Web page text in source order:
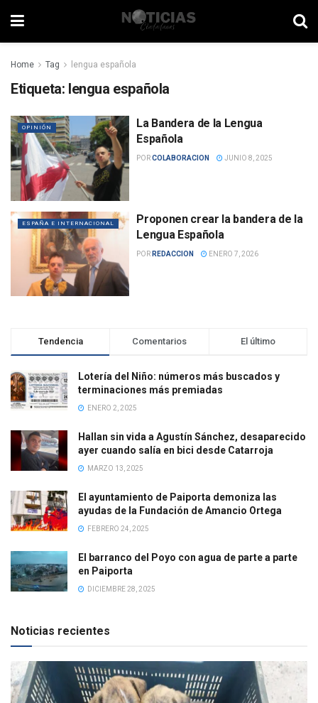
Home Tag lengua española
Etiqueta: lengua española
OPINIÓN
La Bandera de la Lengua
Española
PORCOLABORACION JUNIO 8, 2025
ESPAÑA E INTERNACIONAL
Proponen crear la bandera de la
Lengua Española
POR REDACCION ENERO 7, 2026
Tendencia Comentarios El último
Lotería del Niño: números más buscados y
terminaciones más premiadas
ENERO 2, 2025
Hallan sin vida a Agustín Sánchez, desaparecido
ayer cuando salía en bici desde Catarroja
MARZO 13, 2025
El ayuntamiento de Paiporta demoniza las
ayudas de la Fundación de Amancio Ortega
FEBRERO 24, 2025
El barranco del Poyo con agua de parte a parte
en Paiporta
DICIEMBRE 28, 2025
Noticias recientes